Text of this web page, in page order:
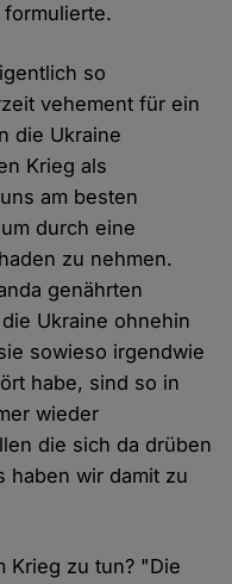
so
vehement für ein
die Ukraine
Krieg als
am besten
durch eine
zu nehmen.
genährten
Ukraine ohnehin
sowieso irgendwie
habe, sind so in
wieder
die sich da drüben
haben wir damit zu
Krieg zu tun? "Die